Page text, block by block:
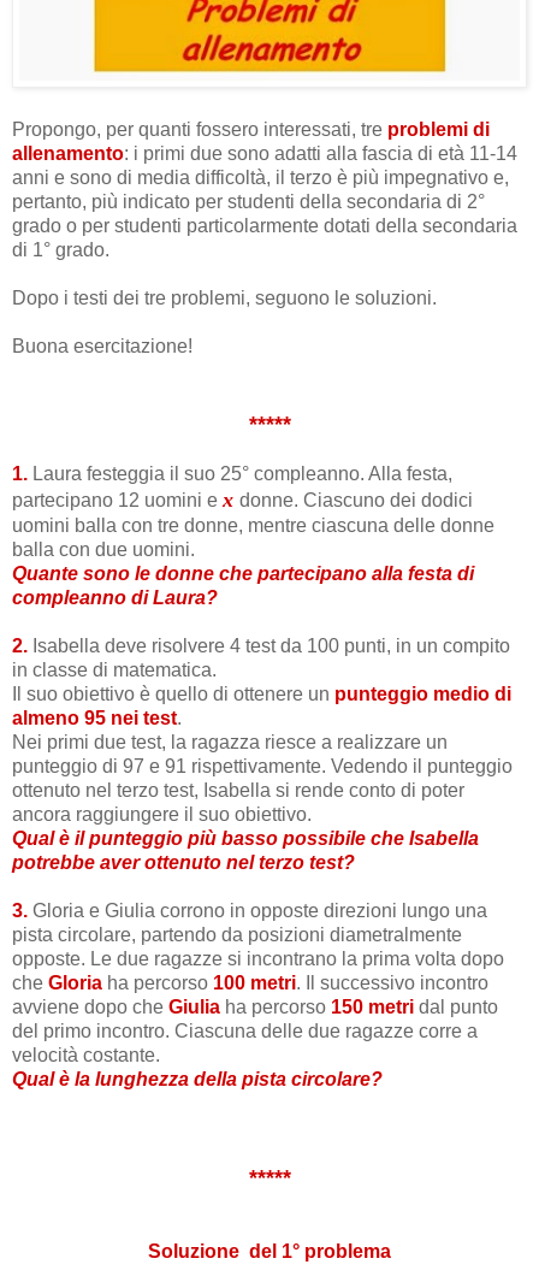
Propongo, per quanti fossero interessati, tre problemi di
allenamento: i primi due sono adatti alla fascia di età 11-14
anni e sono di media difficoltà, il terzo è più impegnativo e,
pertanto, più indicato per studenti della secondaria di 2°
grado o per studenti particolarmente dotati della secondaria
di 1° grado.
Dopo i testi dei tre problemi, seguono le soluzioni.
Buona esercitazione!
*****
1. Laura festeggia il suo 25° compleanno. Alla festa,
partecipano 12 uomini e x donne. Ciascuno dei dodici
uomini balla con tre donne, mentre ciascuna delle donne
balla con due uomini.
Quante sono le donne che partecipano alla festa di
compleanno di Laura?
2. Isabella deve risolvere 4 test da 100 punti, in un compito
in classe di matematica.
Il suo obiettivo è quello di ottenere un punteggio medio di
almeno 95 nei test.
Nei primi due test, la ragazza riesce a realizzare un
punteggio di 97 e 91 rispettivamente. Vedendo il punteggio
ottenuto nel terzo test, Isabella si rende conto di poter
ancora raggiungere il suo obiettivo.
Qual è il punteggio più basso possibile che Isabella
potrebbe aver ottenuto nel terzo test?
3. Gloria e Giulia corrono in opposte direzioni lungo una
pista circolare, partendo da posizioni diametralmente
opposte. Le due ragazze si incontrano la prima volta dopo
che Gloria ha percorso 100 metri. Il successivo incontro
avviene dopo che Giulia ha percorso 150 metri dal punto
del primo incontro. Ciascuna delle due ragazze corre a
velocità costante.
Qual è la lunghezza della pista circolare?
*****
Soluzione del 1° problema